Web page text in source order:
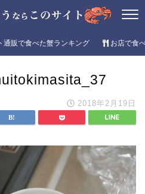
通販で食べた蟹ランキング お店で食
2018年2月19日